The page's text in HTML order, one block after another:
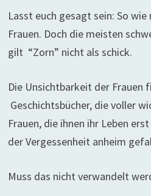
Lasst euch gesagt sein: So
Frauen. Doch die meisten
gilt “Zorn” nicht als schick.
Die Unsichtbarkeit der Frauen
Geschichtsbücher, die voller
Frauen, die ihnen ihr Leben
der Vergessenheit anheim
Muss das nicht verwandelt